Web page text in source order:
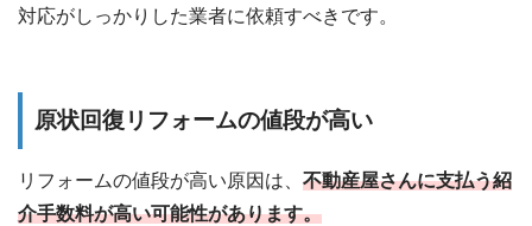
対応がしっかりした業者に依頼すべきです。
原状回復リフォームの値段が高い
リフォームの値段が高い原因は、 不動産屋さんに支払う紹
介手数料が高い可能性があります。